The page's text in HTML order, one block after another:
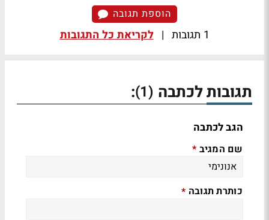
הוספת תגובה
1 תגובות | לקריאת כל התגובות
תגובות לכתבה (1)
:
הגב לכתבה
שם המגיב *
כותרת תגובה *